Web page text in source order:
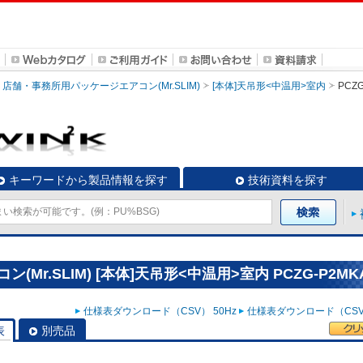
店舗・事務所用パッケージエアコン(Mr.SLIM) [本体]天吊形<中温用>室内
キーワードから製品情報を探す 技術資料を探す
ン(Mr.SLIM) [本体]天吊形<中温用>室内 PCZG-
仕様表ダウンロード（CSV） 50Hz 仕様表ダウンロード（
別売品